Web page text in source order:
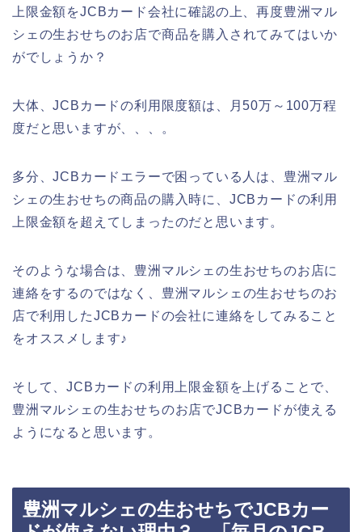
上限金額をJCBカード会社に確認の上、再度豊洲マル
シェの生おせちのお店で商品を購入されてみてはいか
がでしょうか？
大体、JCBカードの利用限度額は、月50万～100万程
度だと思いますが、、、。
多分、JCBカードエラーで困っている人は、豊洲マル
シェの生おせちの商品の購入時に、JCBカードの利用
上限金額を超えてしまったのだと思います。
そのような場合は、豊洲マルシェの生おせちのお店に
連絡をするのではなく、豊洲マルシェの生おせちのお
店で利用したJCBカードの会社に連絡をしてみること
をオススメします♪
そして、JCBカードの利用上限金額を上げることで、
豊洲マルシェの生おせちのお店でJCBカードが使える
ようになると思います。
豊洲マルシェの生おせちでJCBカー